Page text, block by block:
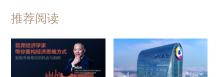
推荐阅读